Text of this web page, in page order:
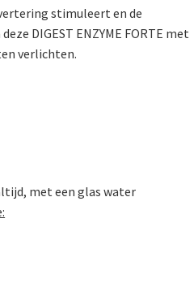
stimuleert en de
DIGEST ENZYME FORTE met
verlichten.
met een glas water